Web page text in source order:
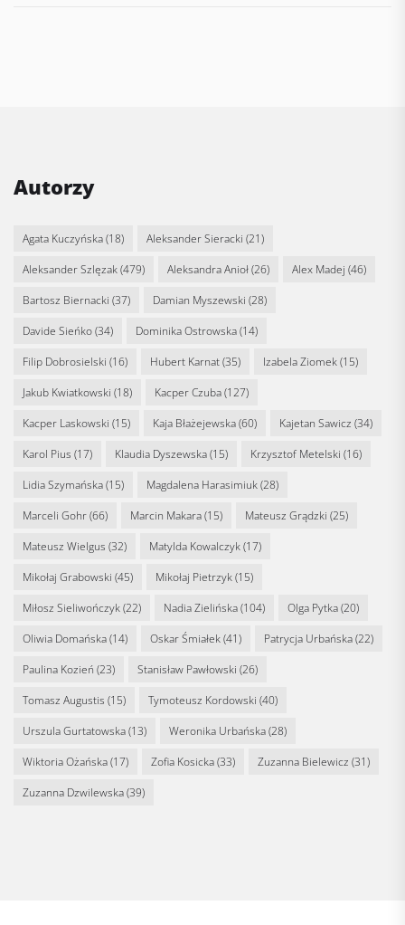
Autorzy
Agata Kuczyńska(18) Aleksander Sieracki (21)
Aleksander Szlęzak(479) Aleksandra Anioł(26) Alex Madej (46)
Bartosz Biernacki (37) Damian Myszewski (28)
Davide Sieńko(34) Dominika Ostrowska(14)
Filip Dobrosielski (16) Hubert Karnat(35) Izabela Ziomek(15)
Jakub Kwiatkowski (18) Kacper Czuba(127)
Kacper Laskowski (15) Kaja Błażejewska(60) Kajetan Sawicz (34)
Karol Pius (17) Klaudia Dyszewska(15) Krzysztof Metelski (16)
Lidia Szymańska(15) Magdalena Harasimiuk(28)
Marceli Gohr(66) Marcin Makara(15) Mateusz Grądzki (25)
Mateusz Wielgus (32) Matylda Kowalczyk(17)
Mikołaj Grabowski (45) Mikołaj Pietrzyk(15)
Miłosz Sieliwończyk(22) Nadia Zielińska(104) Olga Pytka(20)
Oliwia Domańska(14) Oskar Śmiałek(41) Patrycja Urbańska(22)
Paulina Kozień (23) Stanisław Pawłowski (26)
Tomasz Augustis (15) Tymoteusz Kordowski (40)
Urszula Gurtatowska(13) Weronika Urbańska(28)
Wiktoria Ożańska(17) Zofia Kosicka(33) Zuzanna Bielewicz (31)
Zuzanna Dzwilewska(39)